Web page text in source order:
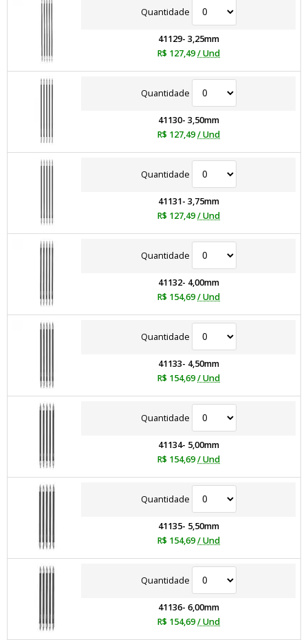
Quantidade
41129- 3,25mm
R$ 127,49/ Und
Quantidade
41130- 3,50mm
R$ 127,49/ Und
Quantidade
41131- 3,75mm
R$ 127,49/ Und
Quantidade
41132- 4,00mm
R$ 154,69/ Und
Quantidade
41133- 4,50mm
R$ 154,69/ Und
Quantidade
41134- 5,00mm
R$ 154,69/ Und
Quantidade
41135- 5,50mm
R$ 154,69/ Und
Quantidade
41136- 6,00mm
R$ 154,69/ Und